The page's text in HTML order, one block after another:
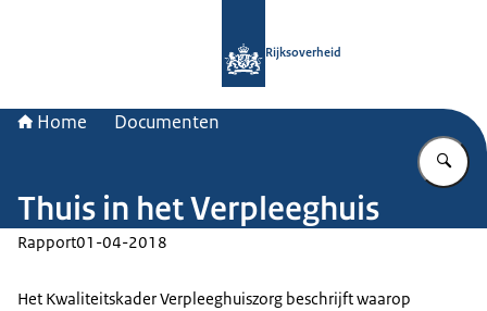
Rijksoverheid
Home Documenten
Thuis in het Verpleeghuis
Rapport01-04-2018
Het Kwaliteitskader Verpleeghuiszorg beschrijft waarop